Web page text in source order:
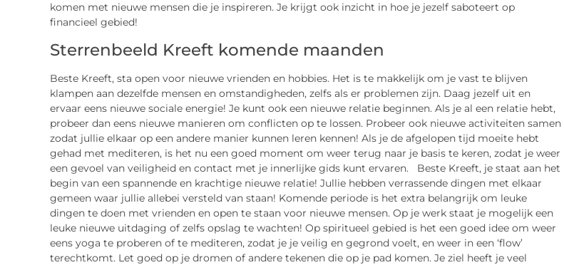
komen met nieuwe mensen die je inspireren. Je krijgt ook inzicht in hoe je jezelf saboteert op
financieel gebied!
Sterrenbeeld Kreeft komende maanden
Beste Kreeft, sta open voor nieuwe vrienden en hobbies. Het is te makkelijk om je vast te blijven
klampen aan dezelfde mensen en omstandigheden, zelfs als er problemen zijn. Daag jezelf uit en
ervaar eens nieuwe sociale energie! Je kunt ook een nieuwe relatie beginnen. Als je al een relatie hebt,
probeer dan eens nieuwe manieren om conflicten op te lossen. Probeer ook nieuwe activiteiten samen
zodat jullie elkaar op een andere manier kunnen leren kennen! Als je de afgelopen tijd moeite hebt
gehad met mediteren, is het nu een goed moment om weer terug naar je basis te keren, zodat je weer
een gevoel van veiligheid en contact met je innerlijke gids kunt ervaren. Beste Kreeft, je staat aan het
begin van een spannende en krachtige nieuwe relatie! Jullie hebben verrassende dingen met elkaar
gemeen waar jullie allebei versteld van staan! Komende periode is het extra belangrijk om leuke
dingen te doen met vrienden en open te staan voor nieuwe mensen. Op je werk staat je mogelijk een
leuke nieuwe uitdaging of zelfs opslag te wachten! Op spiritueel gebied is het een goed idee om weer
eens yoga te proberen of te mediteren, zodat je je veilig en gegrond voelt, en weer in een ‘flow’
terechtkomt. Let goed op je dromen of andere tekenen die op je pad komen. Je ziel heeft je veel